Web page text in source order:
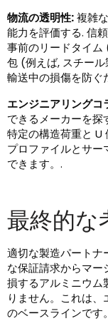
物流の透明性:複雑
能力を評価する. 信
事前のリードタイ
包 (例えば, スチー
輸送中の損傷を防ぐ
エンジニアリングコ
できるメーカーを探
特定の構造荷重と U
プロファイルとサ
できます。.
最終的な
適切な製造パートナ
な保証請求からマー
損するアルミニウム
りません。これは
のベースラインです